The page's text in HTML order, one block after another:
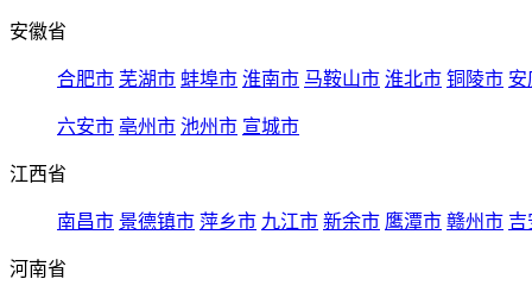
安徽省
合肥市 芜湖市 蚌埠市 淮南市 马鞍山市 淮北市 铜陵市 安
六安市 亳州市 池州市 宣城市
江西省
南昌市 景德镇市 萍乡市 九江市 新余市 鹰潭市 赣州市 吉
河南省